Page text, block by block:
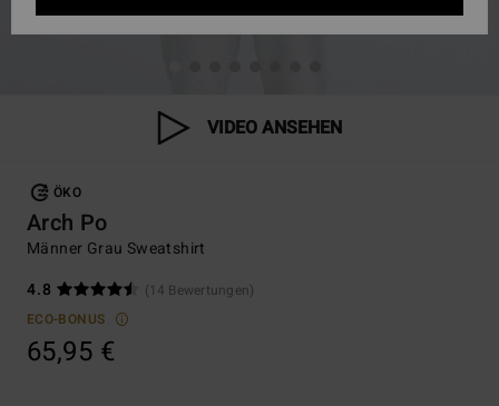
VIDEO ANSEHEN
ÖKO
Arch Po
Männer Grau Sweatshirt
4.8
(14 Bewertungen)
ECO-BONUS
65,95 €